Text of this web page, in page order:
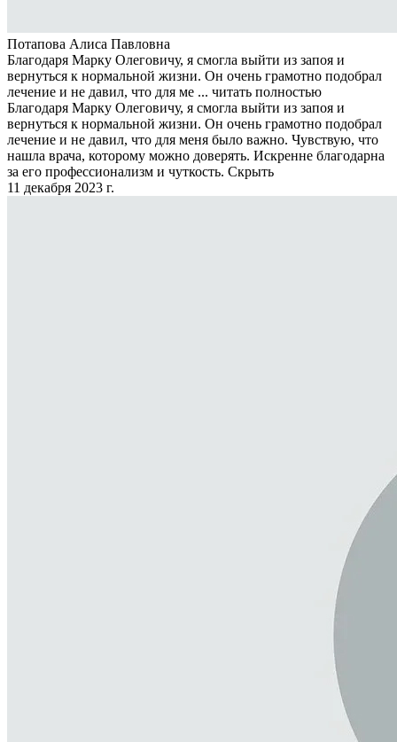
Потапова Алиса Павловна
Благодаря Марку Олеговичу, я смогла выйти из запоя и
вернуться к нормальной жизни. Он очень грамотно подобрал
лечение и не давил, что для ме ... читать полностью
Благодаря Марку Олеговичу, я смогла выйти из запоя и
вернуться к нормальной жизни. Он очень грамотно подобрал
лечение и не давил, что для меня было важно. Чувствую, что
нашла врача, которому можно доверять. Искренне благодарна
за его профессионализм и чуткость. Скрыть
11 декабря 2023 г.